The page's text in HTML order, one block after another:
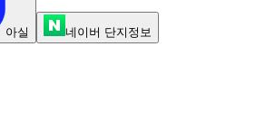
아실 네이버 단지정보